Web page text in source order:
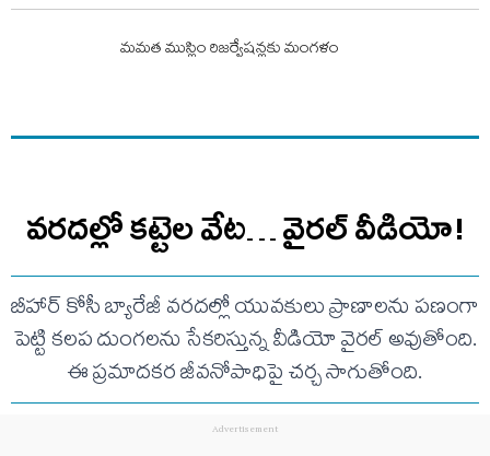
మమత ముస్లిం రిజర్వేషన్లకు మంగళం
వరదల్లో కట్టెల వేట… వైరల్ వీడియో!
బీహార్ కోసీ బ్యారేజీ వరదల్లో యువకులు ప్రాణాలను పణంగా
పెట్టి కలప దుంగలను సేకరిస్తున్న వీడియో వైరల్ అవుతోంది.
ఈ ప్రమాదకర జీవనోపాధిపై చర్చ సాగుతోంది.